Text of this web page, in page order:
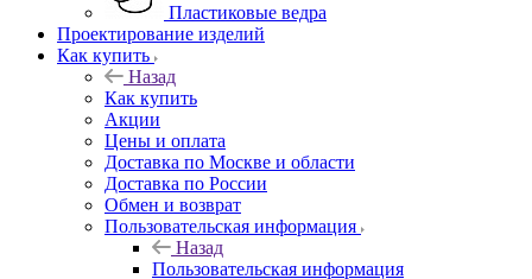
Пластиковые ведра
Проектирование изделий
Как купить
Назад
Как купить
Акции
Цены и оплата
Доставка по Москве и области
Доставка по России
Обмен и возврат
Пользовательская информация
Назад
Пользовательская информация